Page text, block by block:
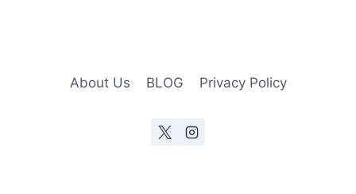
About Us BLOG Privacy Policy